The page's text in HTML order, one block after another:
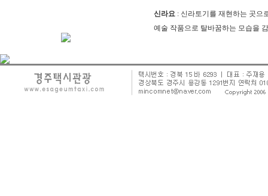
신라요 : 신라토기를 재현하는 곳으
예술 작품으로 탈바꿈하는 모습을